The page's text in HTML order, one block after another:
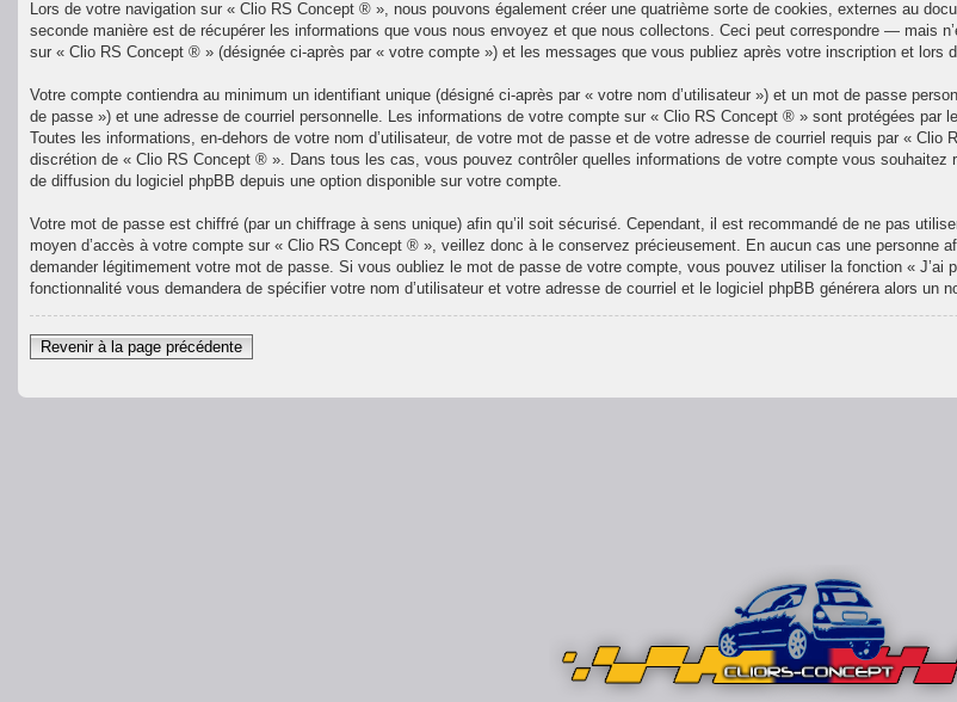
Lors de votre navigation sur « Clio RS Concept ® », nous pouvons également créer une quatrième sorte de cookies, externes au
seconde manière est de récupérer les informations que vous nous envoyez et que nous collectons. Ceci peut correspondre — mais
sur « Clio RS Concept ® » (désignée ci-après par « votre compte ») et les messages que vous publiez après votre inscription et lors
Votre compte contiendra au minimum un identifiant unique (désigné ci-après par « votre nom d’utilisateur ») et un mot de passe
de passe ») et une adresse de courriel personnelle. Les informations de votre compte sur « Clio RS Concept ® » sont protégées par
Toutes les informations, en-dehors de votre nom d’utilisateur, de votre mot de passe et de votre adresse de courriel requis par «
discrétion de « Clio RS Concept ® ». Dans tous les cas, vous pouvez contrôler quelles informations de votre compte vous
de diffusion du logiciel phpBB depuis une option disponible sur votre compte.
Votre mot de passe est chiffré (par un chiffrage à sens unique) afin qu’il soit sécurisé. Cependant, il est recommandé de ne pas
moyen d’accès à votre compte sur « Clio RS Concept ® », veillez donc à le conservez précieusement. En aucun cas une
demander légitimement votre mot de passe. Si vous oubliez le mot de passe de votre compte, vous pouvez utiliser la fonction «
fonctionnalité vous demandera de spécifier votre nom d’utilisateur et votre adresse de courriel et le logiciel phpBB générera alors
Revenir à la page précédente